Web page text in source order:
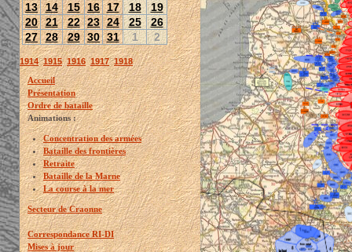
13 14 15 16 17 18
19
20 21 22 23 24 25
26
27 28 29 30 31 1 2
1914 1915 1916 1917 1918
Accueil
Présentation
Ordre de bataille
Animations :
Concentration des armées
Bataille des frontières
Retraite
Bataille de la Marne
La course à la mer
Secteur de Craonne
Correspondance RI-DI
Mises à jour